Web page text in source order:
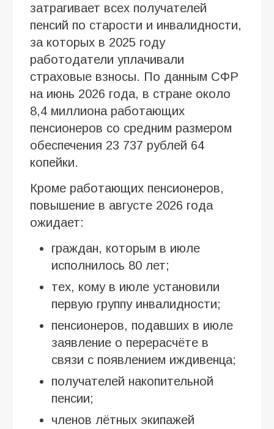
затрагивает всех получателей
пенсий по старости и инвалидности,
за которых в 2025 году
работодатели уплачивали
страховые взносы. По данным СФР
на июнь 2026 года, в стране около
8,4 миллиона работающих
пенсионеров со средним размером
обеспечения 23 737 рублей 64
копейки.
Кроме работающих пенсионеров,
повышение в августе 2026 года
ожидает:
граждан, которым в июле
исполнилось 80 лет;
тех, кому в июле установили
первую группу инвалидности;
пенсионеров, подавших в июле
заявление о перерасчёте в
связи с появлением иждивенца;
получателей накопительной
пенсии;
членов лётных экипажей